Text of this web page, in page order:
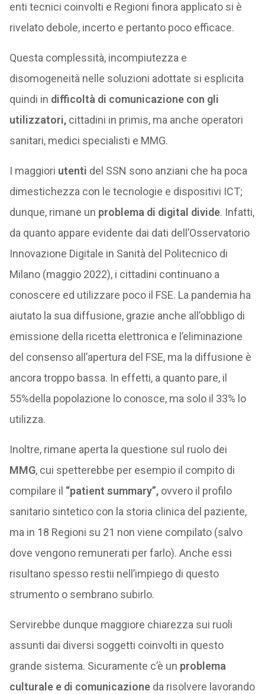
enti tecnici coinvolti e Regioni finora applicato si è
rivelato debole, incerto e pertanto poco efficace.
Questa complessità, incompiutezza e
disomogeneità nelle soluzioni adottate si esplicita
quindi in difficoltà di comunicazione con gli
utilizzatori,cittadini in primis, ma anche operatori
sanitari, medici specialisti e MMG.
I maggiori utenti del SSN sono anziani che ha poca
dimestichezza con le tecnologie e dispositivi ICT;
dunque, rimane un problema di digital divide. Infatti,
da quanto appare evidente dai dati dell’Osservatorio
Innovazione Digitale in Sanità del Politecnico di
Milano (maggio 2022), i cittadini continuano a
conoscere ed utilizzare poco il FSE. La pandemia ha
aiutato la sua diffusione, grazie anche all’obbligo di
emissione della ricetta elettronica e l’eliminazione
del consenso all’apertura del FSE, ma la diffusione è
ancora troppo bassa. In effetti, a quanto pare, il
55%della popolazione lo conosce, ma solo il 33% lo
utilizza.
Inoltre, rimane aperta la questione sul ruolo dei
MMG, cui spetterebbe per esempio il compito di
compilare il “patient summary”, ovvero il profilo
sanitario sintetico con la storia clinica del paziente,
ma in 18 Regioni su 21 non viene compilato (salvo
dove vengono remunerati per farlo). Anche essi
risultano spesso restii nell’impiego di questo
strumento o sembrano subirlo.
Servirebbe dunque maggiore chiarezza sui ruoli
assunti dai diversi soggetti coinvolti in questo
grande sistema. Sicuramente c’è un problema
culturale e di comunicazioneda risolvere lavorando